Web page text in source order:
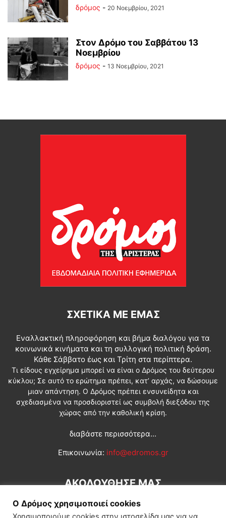
δρόμος - 20 Νοεμβρίου, 2021
Στον Δρόμο του Σαββάτου 13
Νοεμβρίου
δρόμος - 13 Νοεμβρίου, 2021
ΣΧΕΤΙΚΆ ΜΕ ΕΜΆΣ
Εναλλακτική πληροφόρηση και βήμα διαλόγου για τα
κοινωνικά κινήματα και τη συλλογική πολιτική δράση.
Κάθε Σάββατο έως και Τρίτη στα περίπτερα.
Τι είδους εγχείρημα μπορεί να είναι ο Δρόμος του δεύτερου
κύκλου; Σε αυτό το ερώτημα πρέπει, κατ’ αρχάς, να δώσουμε
μιαν απάντηση. Ο Δρόμος πρέπει ενσυνείδητα και
σχεδιασμένα να προσδιοριστεί ως συμβολή διεξόδου της
χώρας από την καθολική κρίση.
διαβάστε περισσότερα...
Επικοινωνία: info@edromos.gr
ΑΚΟΛΟΥΘΗΣΕ ΜΑΣ
Ο Δρόμος χρησιμοποιεί cookies